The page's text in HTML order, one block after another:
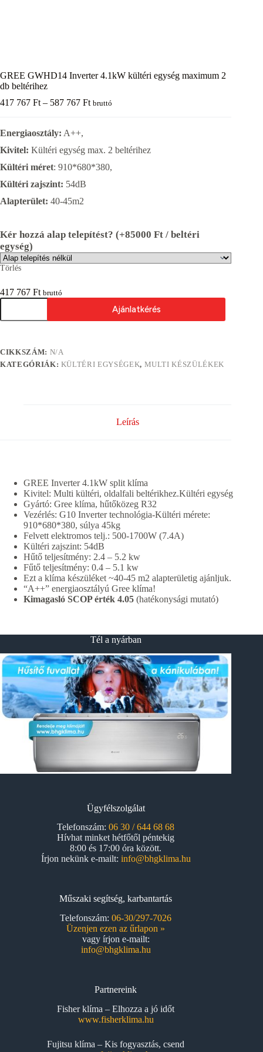
GREE GWHD14 Inverter 4.1kW kültéri egység maximum 2
db beltérihez
417 767 Ft – 587 767 FtÁrtartomány:
767 Ft
bruttó
Energiaosztály: A++,
Kivitel: Kültéri egység max. 2 beltérihez
Kültéri méret: 910*680*380,
Kültéri zajszint: 54dB
Alapterület: 40-45m2
Kér hozzá alap telepítést? (+85000 Ft / beltéri
egység)
Törlés
417 767 Ft bruttó
GREE
Inverter
egység
maximum
Ajánlatkérés
t
e
CIKKSZÁM: N/A
KATEGÓRIÁK: KÜLTÉRI EGYSÉGEK, MULTI KÉSZÜLÉKEK
Leírás
GREE Inverter 4.1kW split klíma
Kivitel: Multi kültéri, oldalfali beltérikhez.Kültéri egység
Gyártó: Gree klíma, hűtőközeg R32
Vezérlés: G10 Inverter technológia-Kültéri mérete:
910*680*380, súlya 45kg
Felvett elektromos telj.: 500-1700W (7.4A)
Kültéri zajszint: 54dB
Hűtő teljesítmény: 2.4 – 5.2 kw
Fűtő teljesítmény: 0.4 – 5.1 kw
Ezt a klíma készüléket ~40-45 m2 alapterületig ajánljuk.
“A++” energiaosztályú Gree klíma!
Kimagasló SCOP érték 4.05 (hatékonysági mutató)
Tél a nyárban
Ügyfélszolgálat
Telefonszám:06 30 / 644 68 68
Hívhat minket hétfőtől péntekig
8:00 és 17:00 óra között.
Írjon nekünk e-mailt: info@bhgklima.hu
Műszaki segítség, karbantartás
Telefonszám:06-30/297-7026
Üzenjen ezen az űrlapon »
vagy írjon e-mailt:
info@bhgklima.hu
Partnereink
Fisher klíma – Elhozza a jó időt
www.fisherklima.hu
Fujitsu klíma – Kis fogyasztás, csend